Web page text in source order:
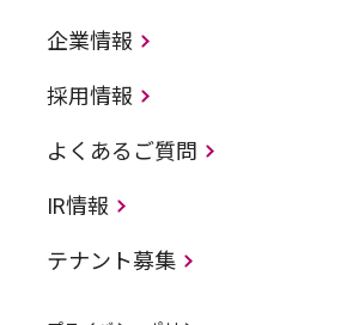
企業情報
採用情報
よくあるご質問
IR情報
テナント募集